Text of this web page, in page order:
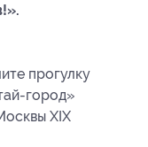
прогулку
город»
XIX